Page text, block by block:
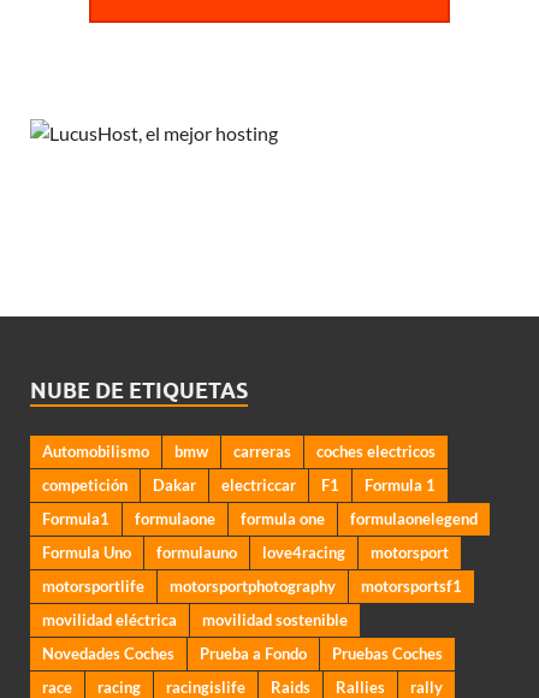
NUBE DE ETIQUETAS
Automobilismo bmw carreras
coches electricos
competición
Dakar electriccar F1
Formula 1
Formula1
formulaone formula one
formulaonelegend
Formula Uno
formulauno love4racing
motorsport
motorsportlife
motorsportphotography
motorsportsf1
movilidad eléctrica
movilidad sostenible
Novedades Coches
Prueba a Fondo
Pruebas Coches
race
racing racingislife Raids Rallies
rally